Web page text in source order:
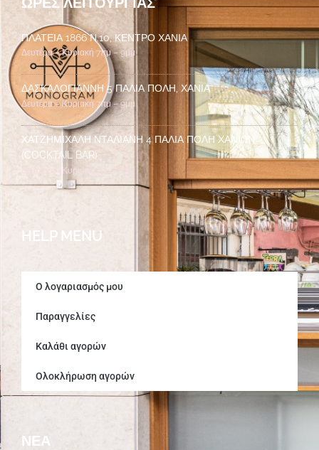
ΠΛΑΤΕΊΑ 1866 Ν.10, ΚΈΝΤΡΟ ΧΑΝΙΆ
Δευτέρα – Κυριακή 7πμ – 9μμ
ΔΑΣΚΑΛΟΓΙΆΝΝΗ 5 ΠΑΛΙΆ ΠΌΛΗ, ΧΑΝΙΆ
Δευτέρα – Κυριακή 7πμ – 9μμ
ΧΑΤΖΗΜΙΧΆΛΗ ΝΤΑΛΙΑΝΉ 4 ΠΑΛΙΆ ΠΌΛΗ ΧΑΝΊΩΝ
(COCKTAIL BAR)
Δευτέρα – Κυριακή 7μμ – 2πμ
HELP MENU
Ο λογαριασμός μου
Παραγγελίες
Καλάθι αγορών
Ολοκλήρωση αγορών
ΝΈΑ